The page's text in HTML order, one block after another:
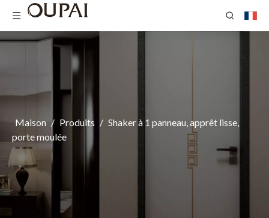
Maison / Produits / Shaker à 1 panneau, apprêt lisse,
porte moulée